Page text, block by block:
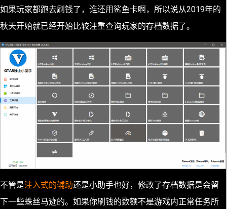
如果玩家都跑去刷钱了，谁还用鲨鱼卡啊，所以说从2019年的
秋天开始就已经开始比较注重查询玩家的存档数据了。
不管是注入式的辅助还是小助手也好，修改了存档数据是会留
下一些蛛丝马迹的。如果你刷钱的数额不是游戏内正常任务所